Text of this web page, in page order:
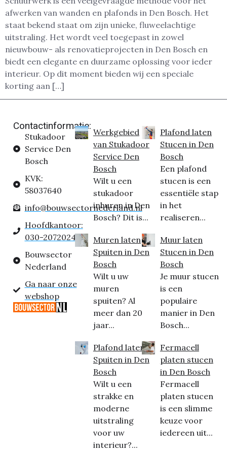
afwerken van wanden en plafonds in Den Bosch. Het
staat bekend staat om zijn unieke, fluweelachtige
uitstraling. Het wordt veel toegepast in zowel
nieuwbouw- als renovatieprojecten in Den Bosch en
biedt een elegante en duurzame oplossing voor ieder
interieur. Op dit moment bieden wij een speciale
korting aan […]
Contactinformatie:
Stukadoor
Service Den
Bosch
KVK:
58037640
info@bouwsectornederland.nl
Hoofdkantoor:
030-2072024
Bouwsector
Nederland
Ga naar onze
webshop
Werkgebied
van Stukadoor
Service Den
Bosch
Wilt u een
stukadoor
inhuren in Den
Bosch? Dit is...
Muren laten
Spuiten in Den
Bosch
Wilt u uw
muren
spuiten? Al
meer dan 20
jaar...
Plafond laten
Spuiten in Den
Bosch
Wilt u een
strakke en
moderne
uitstraling
voor uw
interieur?...
Plafond laten
Stucen in Den
Bosch
Een plafond
stucen is een
essentiële stap
in het
realiseren...
Muur laten
Stucen in Den
Bosch
Je muur stucen
is een
populaire
manier in Den
Bosch...
Fermacell
platen stucen
in Den Bosch
Fermacell
platen stucen
is een slimme
keuze voor
iedereen uit...